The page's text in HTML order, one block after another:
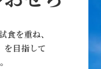
食を重ね、
を目指して